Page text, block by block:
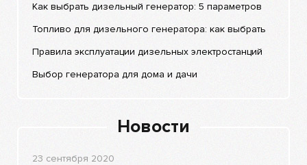
Как выбрать дизельный генератор: 5 параметров
Топливо для дизельного генератора: как выбрать
Правила эксплуатации дизельных электростанций
Выбор генератора для дома и дачи
Новости
23 сентября 2020